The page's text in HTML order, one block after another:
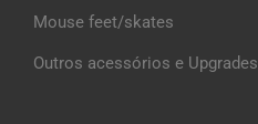
Mouse feet/skates
Outros acessórios e Upgrades